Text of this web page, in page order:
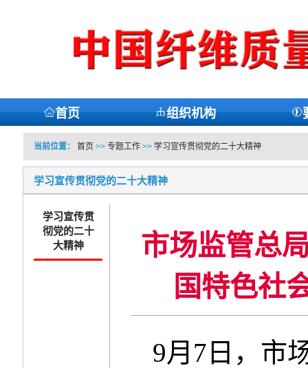
首页 组织机构
当前位置： 首页 >> 专题工作>> 学习宣传贯彻党的二十大精神
学习宣传贯彻党的二十大精神
学习宣传贯
彻党的二十
大精神
市场监管总
国特色社
9月7日，市